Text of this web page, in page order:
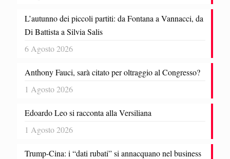
L’autunno dei piccoli partiti: da Fontana a Vannacci, da
Di Battista a Silvia Salis
6 Agosto 2026
Anthony Fauci, sarà citato per oltraggio al Congresso?
1 Agosto 2026
Edoardo Leo si racconta alla Versiliana
1 Agosto 2026
Trump-Cina: i “dati rubati” si annacquano nel business